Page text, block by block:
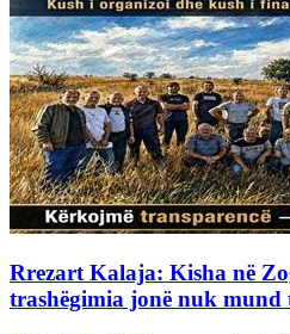
Rrezart Kalaja: Kisha në
trashëgimia jonë nuk mund